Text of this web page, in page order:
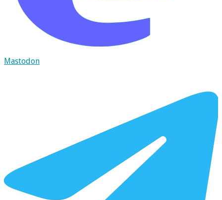
Mastodon